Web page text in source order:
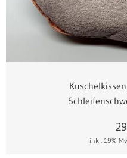
inkl. 19%